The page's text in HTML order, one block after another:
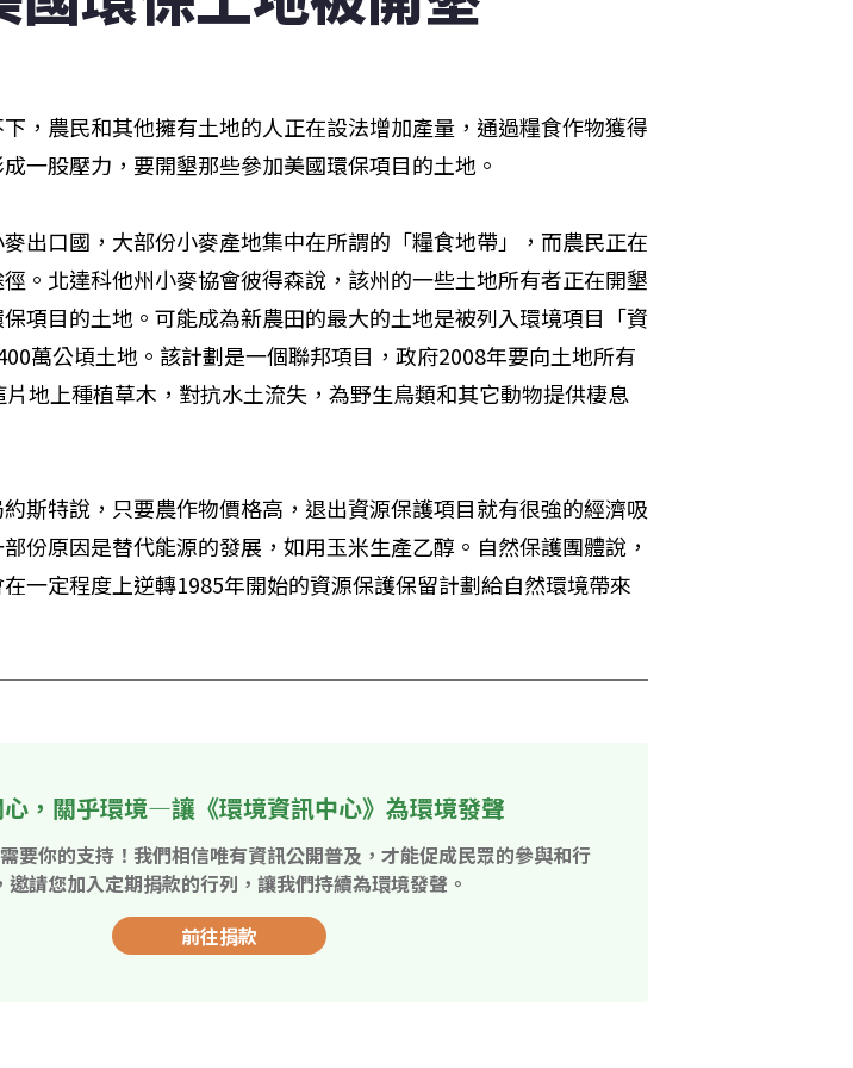
，農民和其他擁有土地的人正在設法增加產量，通過糧食作物獲得
一股壓力，要開墾那些參加美國環保項目的土地。
出口國，大部份小麥產地集中在所謂的「糧食地帶」，而農民正在
。北達科他州小麥協會彼得森說，該州的一些土地所有者正在開墾
項目的土地。可能成為新農田的最大的土地是被列入環境項目「資
萬公頃土地。該計劃是一個聯邦項目，政府2008年要向土地所有
地上種植草木，對抗水土流失，為野生鳥類和其它動物提供棲息
斯特說，只要農作物價格高，退出資源保護項目就有很強的經濟吸
份原因是替代能源的發展，如用玉米生產乙醇。自然保護團體說，
一定程度上逆轉1985年開始的資源保護保留計劃給自然環境帶來
，關乎環境—讓《環境資訊中心》為環境發聲
要你的支持！我們相信唯有資訊公開普及，才能促成民眾的參與和行
邀請您加入定期捐款的行列，讓我們持續為環境發聲。
前往捐款